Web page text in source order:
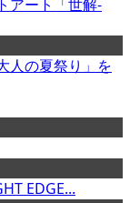
アート「世解-
人の夏祭り」を
EDGE...